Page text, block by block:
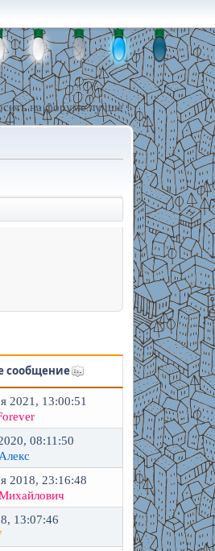
на форуме лучше !
сообщение
2021, 13:00:51
08:11:50
2018, 23:16:48
13:07:46